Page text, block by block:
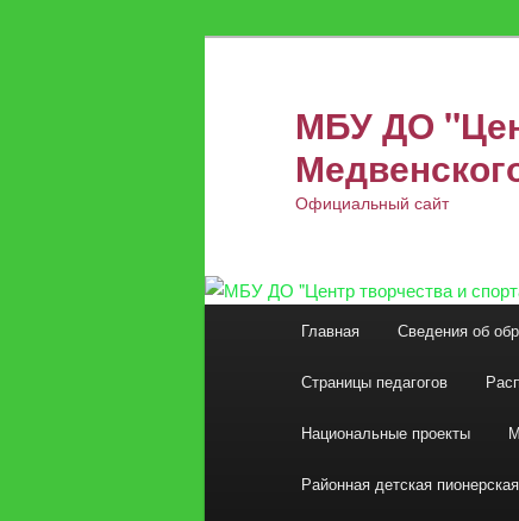
МБУ ДО
Официальный сайт
Главная Сведения об
Страницы педагогов
Национальные проекты
Районная детская